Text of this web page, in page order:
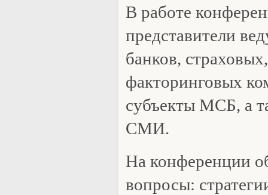
В работе
представители
банков,
факторинговых
субъекты МСБ, а
СМИ.
На конференции
вопросы: